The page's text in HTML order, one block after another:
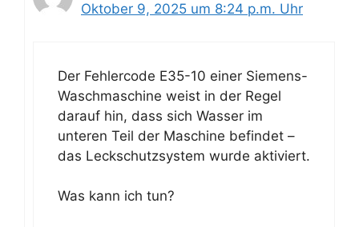
Oktober 9, 2025 um 8:24 p.m. Uhr
Der Fehlercode E35-10 einer Siemens-
Waschmaschine weist in der Regel
darauf hin, dass sich Wasser im
unteren Teil der Maschine befindet –
das Leckschutzsystem wurde aktiviert.
Was kann ich tun?